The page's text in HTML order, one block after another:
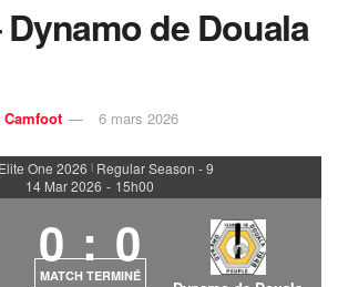
Dynamo de Douala
Camfoot 6 mars 2026
One 2026 | Regular Season - 9
14 Mar 2026 - 15h00
0 : 0
MATCH TERMINÉ